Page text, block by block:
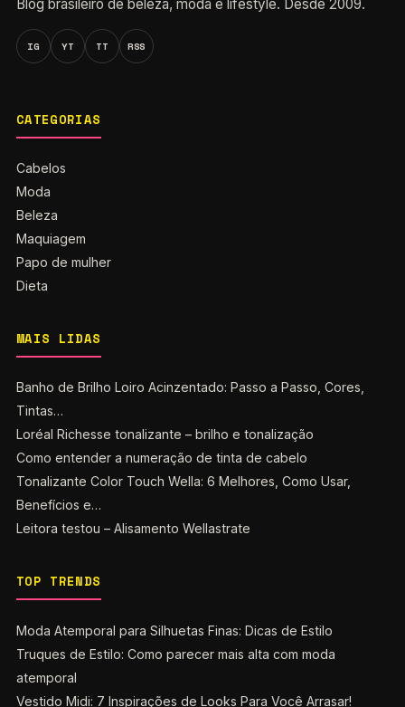
Blog brasileiro de beleza, moda e lifestyle. Desde 2009.
IG YT TT RSS
CATEGORIAS
Cabelos
Moda
Beleza
Maquiagem
Papo de mulher
Dieta
MAIS LIDAS
Banho de Brilho Loiro Acinzentado: Passo a Passo, Cores,
Tintas…
Loréal Richesse tonalizante – brilho e tonalização
Como entender a numeração de tinta de cabelo
Tonalizante Color Touch Wella: 6 Melhores, Como Usar,
Benefícios e…
Leitora testou – Alisamento Wellastrate
TOP TRENDS
Moda Atemporal para Silhuetas Finas: Dicas de Estilo
Truques de Estilo: Como parecer mais alta com moda
atemporal
Vestido Midi: 7 Inspirações de Looks Para Você Arrasar!